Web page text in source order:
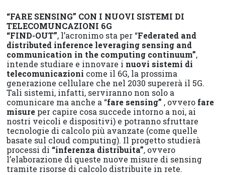
“FARE SENSING” CON I NUOVI SISTEMI DI
TELECOMUNCAZIONI 6G
“FIND-OUT”, l’acronimo sta per “Federated and
distributed inference leveraging sensing and
communication in the computing continuum”,
intende studiare e innovare i nuovi sistemi di
telecomunicazioni come il 6G, la prossima
generazione cellulare che nel 2030 supererà il 5G.
Tali sistemi, infatti, serviranno non solo a
comunicare ma anche a “fare sensing” , ovvero fare
misure per capire cosa succede intorno a noi, ai
nostri veicoli e dispositivi) e potranno sfruttare
tecnologie di calcolo più avanzate (come quelle
basate sul cloud computing). Il progetto studierà
processi di “inferenza distribuita”, ovvero
l’elaborazione di queste nuove misure di sensing
tramite risorse di calcolo distribuite in rete.